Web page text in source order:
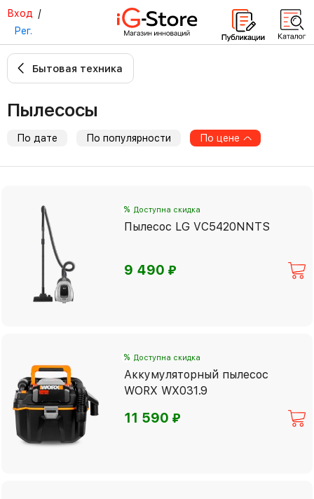
Вход /
Рег.
Бытовая техника
Пылесосы
По дате По популярности По цене
% Доступна скидка
Пылесос LG VC5420NNTS
9 490⃏
% Доступна скидка
Аккумуляторный пылесос
WORX WX031.9
11 590⃏